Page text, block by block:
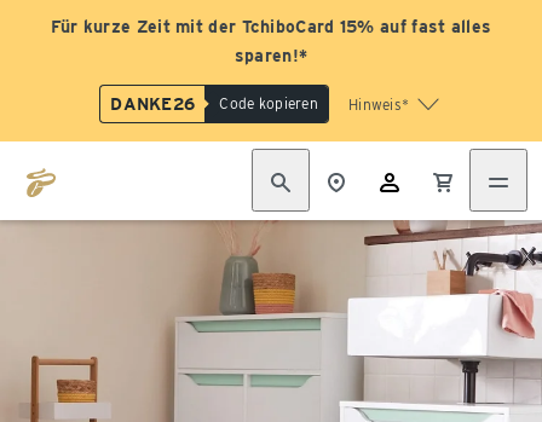
Für kurze Zeit mit der TchiboCard 15% auf fast alles
sparen!*
DANKE26 Code kopieren Hinweis*